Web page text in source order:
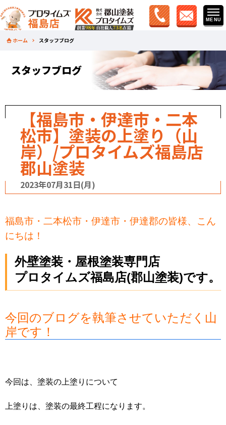
ホーム スタッフブログ
スタッフブログ
【福島市・伊達市・二本
松市】塗装の上塗り（山
岸）/プロタイムズ福島店
郡山塗装
2023年07月31日(月)
福島市・二本松市・伊達市・伊達郡の皆様、こん
にちは！
外壁塗装・屋根塗装専門店
プロタイムズ福島店(郡山塗装)です。
今回のブログを執筆させていただく山
岸です！
今回は、塗装の上塗りについて
上塗りは、塗装の最終工程になります。